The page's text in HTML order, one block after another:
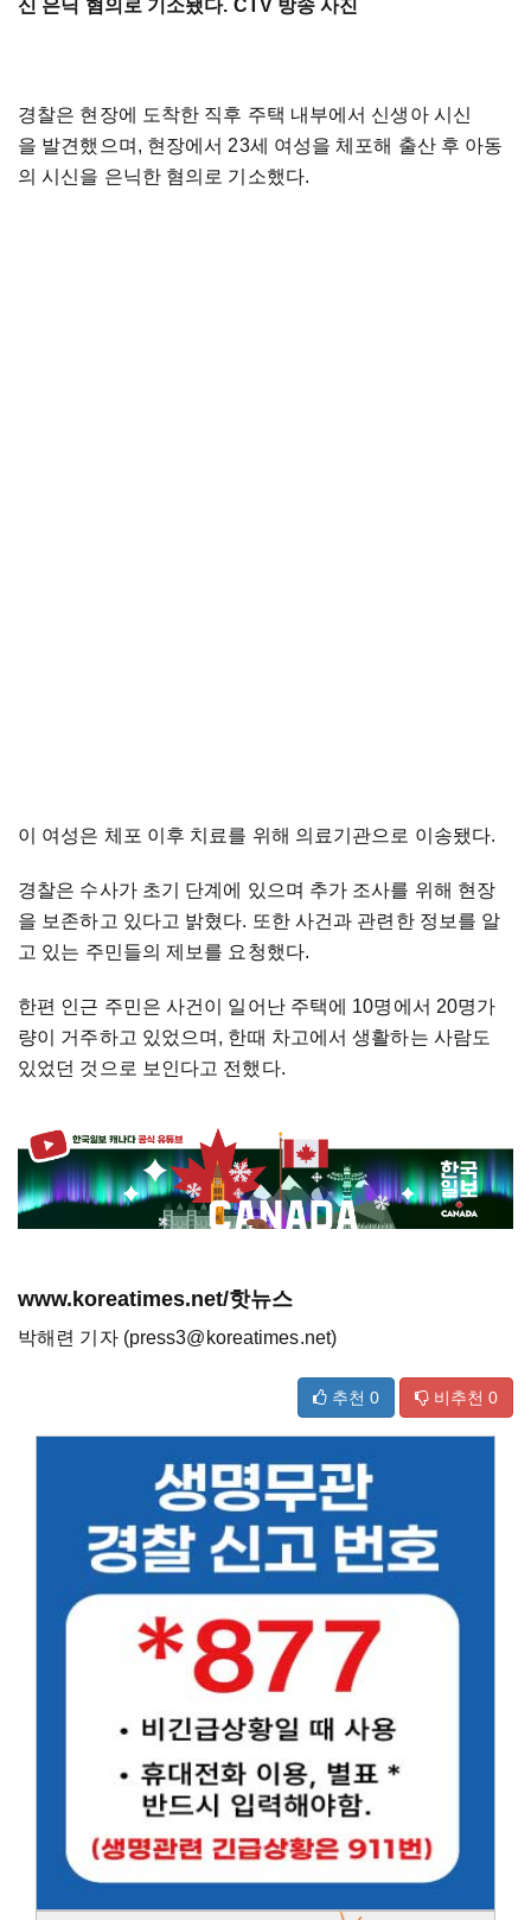
신 은닉 혐의로 기소됐다. CTV 방송 사진
경찰은 현장에 도착한 직후 주택 내부에서 신생아 시신
을 발견했으며, 현장에서 23세 여성을 체포해 출산 후 아동
의 시신을 은닉한 혐의로 기소했다.
이 여성은 체포 이후 치료를 위해 의료기관으로 이송됐다.
경찰은 수사가 초기 단계에 있으며 추가 조사를 위해 현장
을 보존하고 있다고 밝혔다. 또한 사건과 관련한 정보를 알
고 있는 주민들의 제보를 요청했다.
한편 인근 주민은 사건이 일어난 주택에 10명에서 20명가
량이 거주하고 있었으며, 한때 차고에서 생활하는 사람도
있었던 것으로 보인다고 전했다.
www.koreatimes.net/핫뉴스
박해련 기자 (press3@koreatimes.net)
추천 0 비추천 0